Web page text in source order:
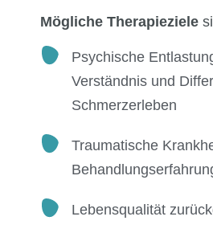
Mögliche Therapieziele
Psychische
Verständnis und
Schmerzerleben
Traumatische
Lebensqualität